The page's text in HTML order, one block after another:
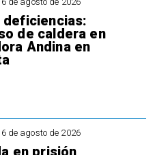
deficiencias:
de caldera en
Andina en
6 de agosto de 2026
en prisión